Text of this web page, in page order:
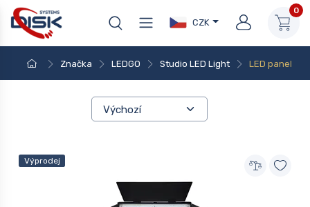
CZK
0
Značka LEDGO Studio LED Light LED panel
Výprodej